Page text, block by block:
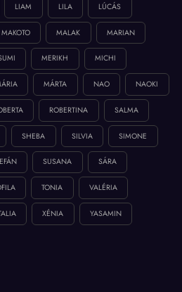
LIAM LILA LÚCÁS
MAKOTO MALAK MARIAN
MERIKH MICHI
MÁRTA NAO NAOKI
ROBERTINA SALMA
SHEBA SILVIA SIMONE
SUSANA SÁRA
TONIA VALÉRIA
XÉNIA YASAMIN